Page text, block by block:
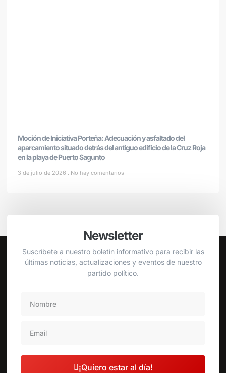
Moción de Iniciativa Porteña: Adecuación y asfaltado del
aparcamiento situado detrás del antiguo edificio de la Cruz Roja
en la playa de Puerto Sagunto
3 de julio de 2026 No hay comentarios
Newsletter
Suscríbete a nuestro boletín informativo para recibir las
últimas noticias, actualizaciones y eventos de nuestro
partido político.
¡Quiero estar al día!